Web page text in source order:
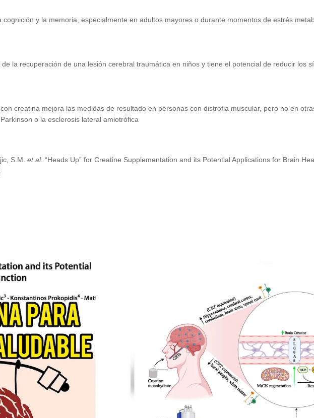
y la memoria, especialmente en adultos mayores o durante momentos de estrés
la recuperación de una lesión cerebral traumática en niños y tiene el potencial de reducir los
creatina mejora las medidas de resultado en personas con distrofia muscular, pero no en
o la esclerosis lateral amiotrófica
S.M. et al. “Heads Up” for Creatine Supplementation and its Potential Applications for Brain